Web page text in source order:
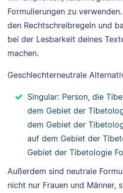
Formulierungen zu
den Rechtschreibregeln und
bei der Lesbarkeit deines
machen.
Geschlechterneutrale
Singular: Person, die
dem Gebiet der
dem Gebiet der
auf dem Gebiet der
Gebiet der Tibetologie
Außerdem sind neutrale
nicht nur Frauen und Männer,